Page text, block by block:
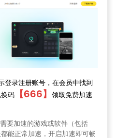
登录注册账号，在会员中找到
换码
【666】
领取免费加速
要加速的游戏或软件（包括
能正常加速，开启加速即可畅